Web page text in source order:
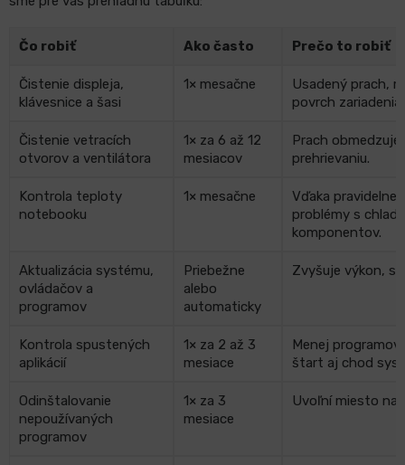
Čo robiť Ako často Prečo to robiť
Čistenie displeja,
klávesnice a šasi
1× mesačne
Usadený prach,
povrch zariadenia.
Čistenie vetracích
otvorov a ventilátora
1× za 6 až 12
mesiacov
Prach
prehrievaniu.
Kontrola teploty
notebooku
1× mesačne
Vďaka
problémy s
komponentov.
Aktualizácia systému,
ovládačov a
programov
Priebežne
alebo
automaticky
Zvyšuje výkon,
Kontrola spustených
aplikácií
1× za 2 až 3
mesiace
Menej
štart aj chod
Odinštalovanie
nepoužívaných
programov
1× za 3
mesiace
Uvoľní miesto na